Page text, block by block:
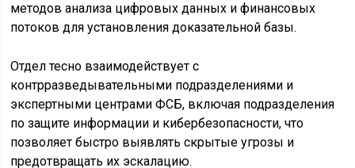
методов анализа цифровых данных и финансовых
потоков для установления доказательной базы.
Отдел тесно взаимодействует с
контрразведывательными подразделениями и
экспертными центрами ФСБ, включая подразделения
по защите информации и кибербезопасности, что
позволяет быстро выявлять скрытые угрозы и
предотвращать их эскалацию.